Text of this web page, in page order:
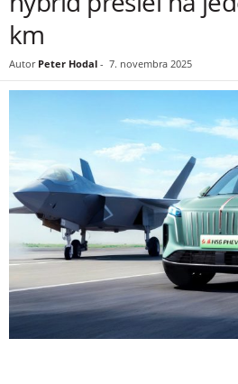
km
Autor Peter Hodal - 7. novembra 2025